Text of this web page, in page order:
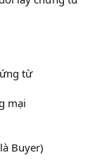
từ
mại
Buyer)